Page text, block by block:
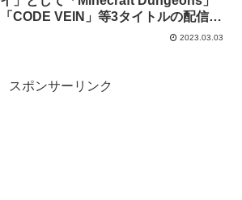
「CODE VEIN」等3タイトルの配信が
2023.03.03
スポンサーリンク